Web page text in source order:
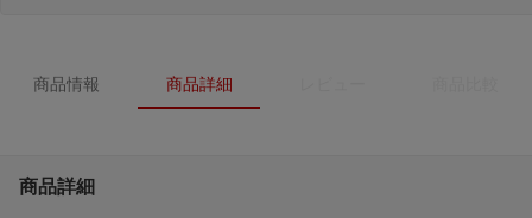
商品情報 商品詳細
商品詳細